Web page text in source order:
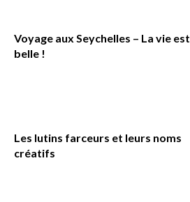
Voyage aux Seychelles – La vie est
belle !
Les lutins farceurs et leurs noms
créatifs